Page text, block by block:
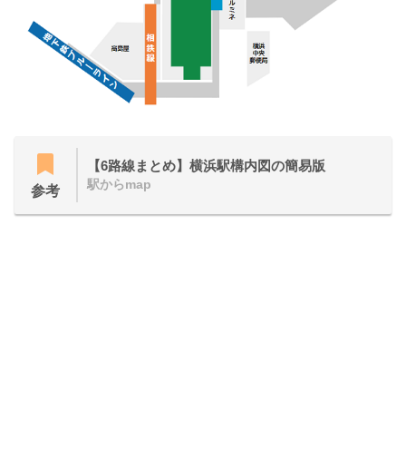
参考
【6路線まとめ】横浜駅構内図の簡易版
駅からmap